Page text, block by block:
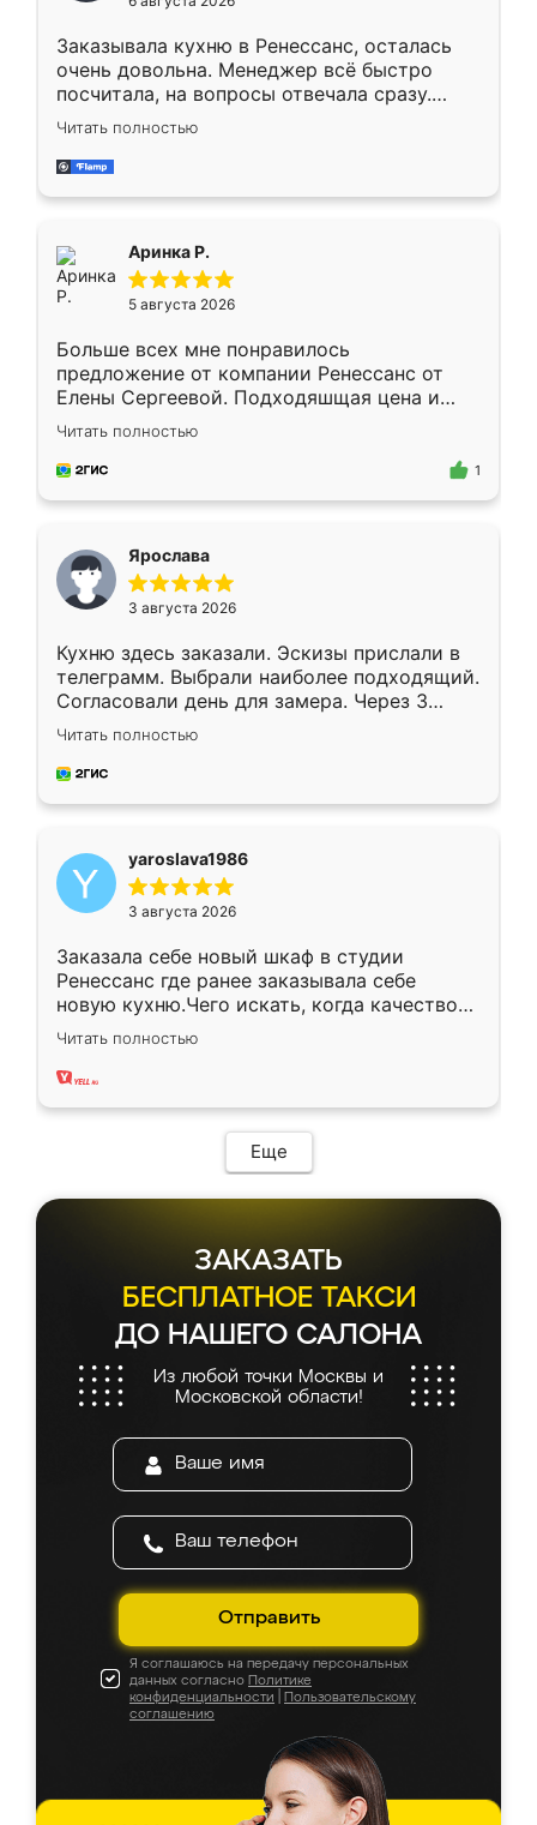
мебели буду заказывать только здесь.
Заказывала кухню в Ренессанс, осталась
очень довольна. Менеджер всё быстро
посчитала, на вопросы отвечала сразу.
Замерщик приехал в субботу, подошёл к
делу со всей ответственностью. Собрали
за день, ребята работали аккуратно, даже
Читать полностью
Аринка Р.
5 августа 2026
Больше всех мне понравилось
предложение от компании Ренессанс от
Елены Сергеевой. Подходяшщая цена и
короткие сроки изготовления. Приехавший
для замера сотрудник Владислав
предложил по моему эскизу самый
Читать полностью
1
Ярослава
3 августа 2026
Кухню здесь заказали. Эскизы прислали в
телеграмм. Выбрали наиболее подходящий.
Согласовали день для замера. Через 3
недели кухня была уже готова. Остались
довольны работой. Спасибо Ренессанс
мебель за качественную работу!
Читать полностью
yaroslava1986
3 августа 2026
Заказала себе новый шкаф в студии
Ренессанс где ранее заказывала себе
новую кухню.Чего искать, когда качеством
вполне довольна. Служит кухня уже почти
два года, нареканий нет.
Читать полностью
Еще
ЗАКАЗАТЬ
БЕСПЛАТНОЕ ТАКСИ
ДО НАШЕГО САЛОНА
Из любой точки Москвы и
Московской области!
Отправить
Я соглашаюсь на передачу персональных
данных согласно Политике
конфиденциальности
Пользовательскому
соглашению